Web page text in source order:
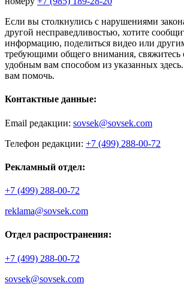
Если вы столкнулись с нарушениями
другой несправедливостью, хотите
информацию, поделиться видео или
требующими общего внимания,
удобным вам способом из указанных
вам помочь.
Контактные данные:
Email редакции: sovsek@sovsek.com
Телефон редакции: +7 (499) 288-00-72
Рекламный отдел:
+7 (499) 288-00-72
reklama@sovsek.com
Отдел распространения:
+7 (499) 288-00-72
sovsek@sovsek.com